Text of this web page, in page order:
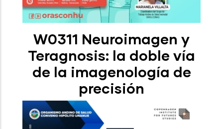
W0311 Neuroimagen y
Teragnosis: la doble vía
de la imagenología de
precisión